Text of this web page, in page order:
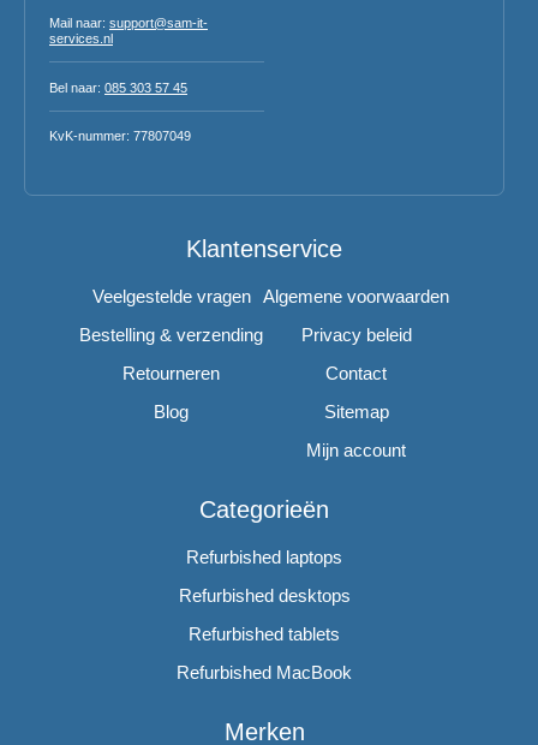
Mail naar: support@sam-it-
services.nl
Bel naar: 085 303 57 45
KvK-nummer: 77807049
Klantenservice
Veelgestelde vragen
Bestelling & verzending
Retourneren
Blog
Algemene voorwaarden
Privacy beleid
Contact
Sitemap
Mijn account
Categorieën
Refurbished laptops
Refurbished desktops
Refurbished tablets
Refurbished MacBook
Merken